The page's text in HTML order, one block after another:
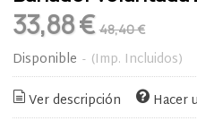
33,88 € 48,40 €
Disponible - (Imp. Incluidos)
Ver descripción
Hacer